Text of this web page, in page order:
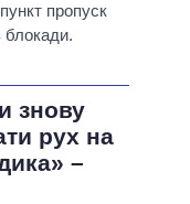
пропуск
знову
рух на
–